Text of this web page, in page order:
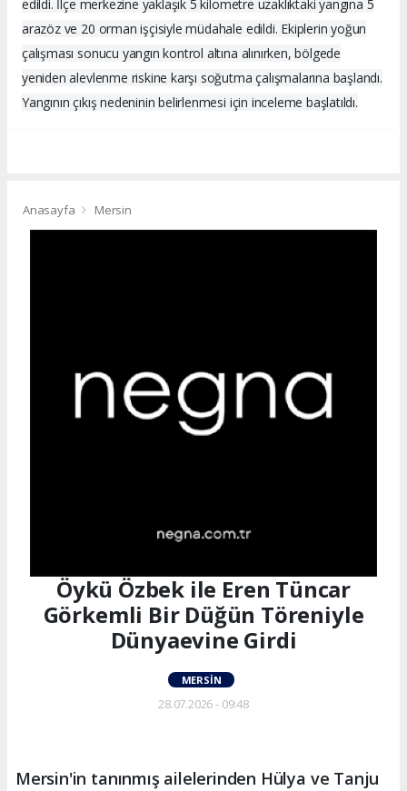
edildi. İlçe merkezine yaklaşık 5 kilometre uzaklıktaki yangına 5
arazöz ve 20 orman işçisiyle müdahale edildi. Ekiplerin yoğun
çalışması sonucu yangın kontrol altına alınırken, bölgede
yeniden alevlenme riskine karşı soğutma çalışmalarına başlandı.
Yangının çıkış nedeninin belirlenmesi için inceleme başlatıldı.
Anasayfa Mersin
Öykü Özbek ile Eren Tüncar
Görkemli Bir Düğün Töreniyle
Dünyaevine Girdi
MERSIN
28.07.2026 - 09:48
Mersin'in tanınmış ailelerinden Hülya ve Tanju